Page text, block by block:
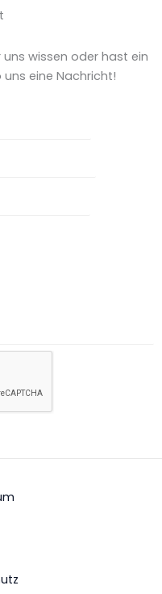
wissen oder hast ein
uns eine Nachricht!